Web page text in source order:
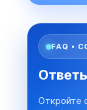
FAQ •
Откройте